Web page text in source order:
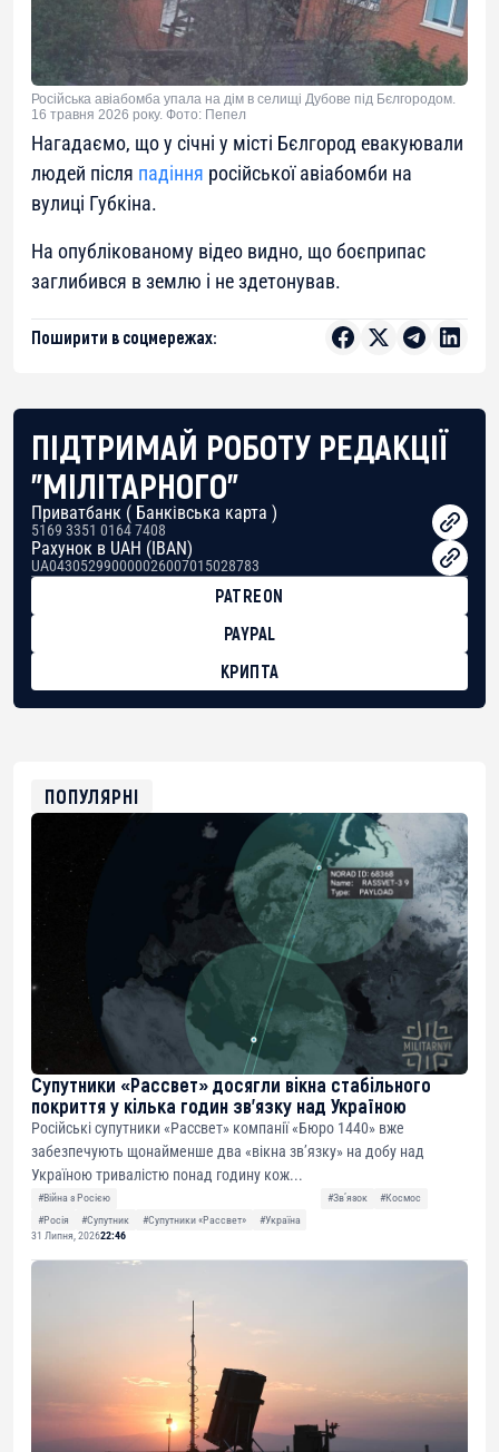
Російська авіабомба упала на дім в селищі Дубове під Бєлгородом.
16 травня 2026 року. Фото: Пепел
Нагадаємо, що у січні у місті Бєлгород евакуювали
людей після падіння російської авіабомби на
вулиці Губкіна.
На опублікованому відео видно, що боєприпас
заглибився в землю і не здетонував.
Поширити в соцмережах:
ПІДТРИМАЙ РОБОТУ РЕДАКЦІЇ
"МІЛІТАРНОГО"
Приватбанк ( Банківська карта )
5169 3351 0164 7408
Рахунок в UAH (IBAN)
UA043052990000026007015028783
PATREON
PAYPAL
КРИПТА
0xfD02863D3289416fcF50975c9DFda13623f97758
ПОПУЛЯРНІ
Супутники «Рассвет» досягли вікна стабільного
покриття у кілька годин зв’язку над Україною
Російські супутники «Рассвет» компанії «Бюро 1440» вже
забезпечують щонайменше два «вікна зв’язку» на добу над
Україною тривалістю понад годину кож...
#Війна з Росією #Звʼязок
#Космос
#Росія
#Супутник #Супутники «Рассвет»
#Україна
31 Липня, 202622:46